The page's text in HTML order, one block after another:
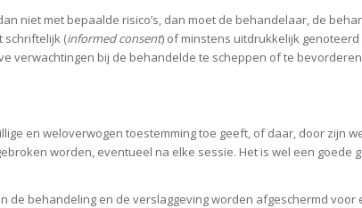
niet met bepaalde risico’s, dan moet de behandelaar, de
schriftelijk (informed consent) of minstens uitdrukkelijk
verwachtingen bij de behandelde te scheppen of te
en weloverwogen toestemming toe geeft, of daar, door zijn
worden, eventueel na elke sessie. Het is wel een goede
behandeling en de verslaggeving worden afgeschermd